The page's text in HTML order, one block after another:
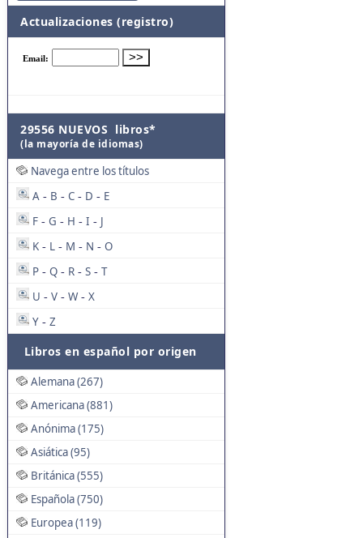
Actualizaciones (registro)
29556 NUEVOS libros*
(la mayoría de idiomas)
Navega entre los títulos
A - B - C - D - E
F - G - H - I - J
K - L - M - N - O
P - Q - R - S - T
U - V - W - X
Y - Z
Libros en español por origen
Alemana (267)
Americana (881)
Anónima (175)
Asiática (95)
Británica (555)
Española (750)
Europea (119)